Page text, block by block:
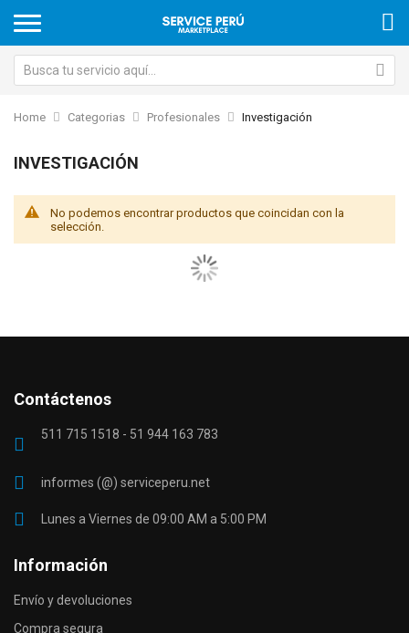
Home Categorias Profesionales Investigación
INVESTIGACIÓN
No podemos encontrar productos que coincidan con la
selección.
Contáctenos
511 715 1518 - 51 944 163 783
informes (@) serviceperu.net
Lunes a Viernes de 09:00 AM a 5:00 PM
Información
Envío y devoluciones
Compra segura